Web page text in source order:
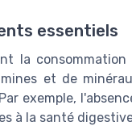
essentiels
la consommation
et de
exemple,
à la santé